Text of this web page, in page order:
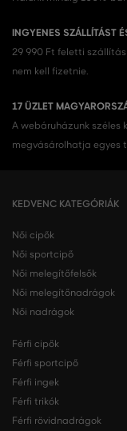
INGYENES SZÁLLÍTÁST
29 990 Ft feletti
nem kell fizetnie.
17 ÜZLET
A webáruházunk széles
megvásárolhatja egyes
KEDVENC KATEGÓRIÁK
Női cipők
Női sportcipő
Női melegítőfelsők
Női melegítőnadrágok
Női nadrágok
Férfi cipők
Férfi sportcipő
Férfi ingek
Férfi trikók
Férfi rövidnadrágok